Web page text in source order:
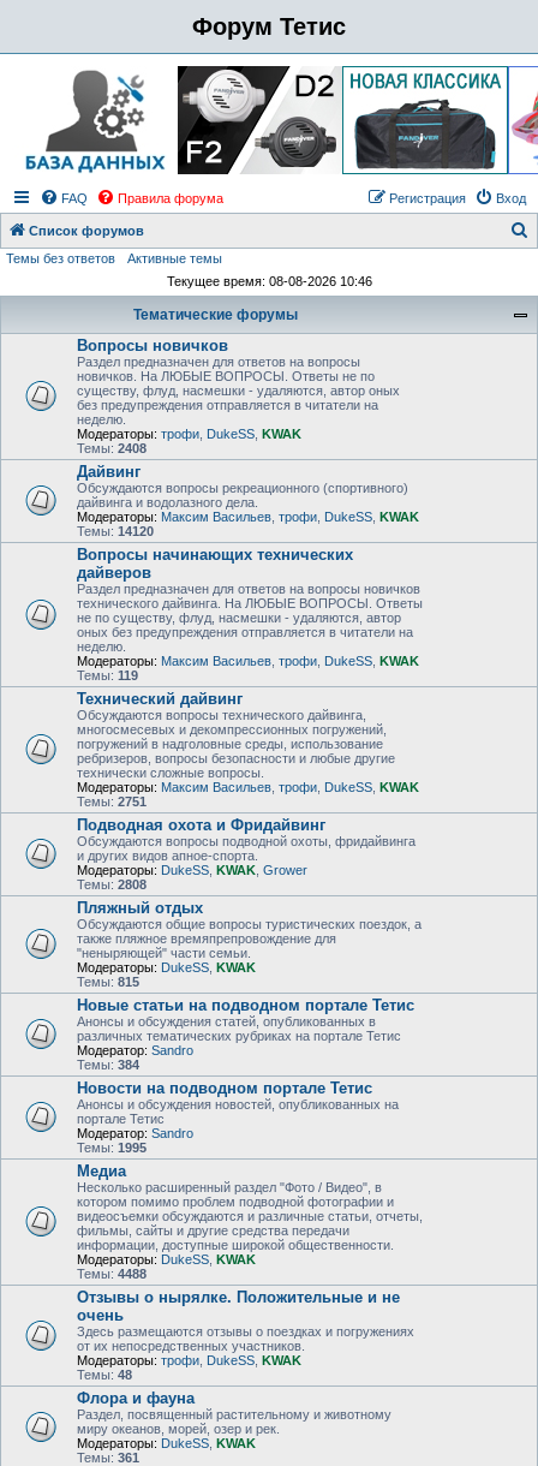
Форум Тетис
FAQ Правила форума Вход
Регистрация
Список форумов
Темы без ответов
Активные темы
Текущее время: 08-08-2026 10:46
Тематические форумы
Вопросы новичков
Раздел предназначен для ответов на вопросы
новичков. На ЛЮБЫЕ ВОПРОСЫ. Ответы не по
существу, флуд, насмешки - удаляются, автор оных
без предупреждения отправляется в читатели на
неделю.
Модераторы: трофи DukeSS KWAK
Темы: 2408
Дайвинг
Обсуждаются вопросы рекреационного (спортивного)
дайвинга и водолазного дела.
Модераторы: Максим Васильев трофи DukeSS KWAK
Темы: 14120
Вопросы начинающих технических
дайверов
Раздел предназначен для ответов на вопросы новичков
технического дайвинга. На ЛЮБЫЕ ВОПРОСЫ. Ответы
не по существу, флуд, насмешки - удаляются, автор
оных без предупреждения отправляется в читатели на
неделю.
Модераторы: Максим Васильев трофи DukeSS KWAK
Темы: 119
Технический дайвинг
Обсуждаются вопросы технического дайвинга,
многосмесевых и декомпрессионных погружений,
погружений в надголовные среды, использование
ребризеров, вопросы безопасности и любые другие
технически сложные вопросы.
Модераторы: Максим Васильев трофи DukeSS KWAK
Темы: 2751
Подводная охота и Фридайвинг
Обсуждаются вопросы подводной охоты, фридайвинга
и других видов апное-спорта.
Модераторы: DukeSS KWAK Grower
Темы: 2808
Пляжный отдых
Обсуждаются общие вопросы туристических поездок, а
также пляжное времяпрепровождение для
"неныряющей" части семьи.
Модераторы: DukeSS KWAK
Темы: 815
Новые статьи на подводном портале Тетис
Анонсы и обсуждения статей, опубликованных в
различных тематических рубриках на портале Тетис
Модератор: Sandro
Темы: 384
Новости на подводном портале Тетис
Анонсы и обсуждения новостей, опубликованных на
портале Тетис
Модератор: Sandro
Темы: 1995
Медиа
Несколько расширенный раздел "Фото / Видео", в
котором помимо проблем подводной фотографии и
видеосъемки обсуждаются и различные статьи, отчеты,
фильмы, сайты и другие средства передачи
информации, доступные широкой общественности.
Модераторы: DukeSS KWAK
Темы: 4488
Отзывы о нырялке. Положительные и не
очень
Здесь размещаются отзывы о поездках и погружениях
от их непосредственных участников.
Модераторы: трофи DukeSS KWAK
Темы: 48
Флора и фауна
Раздел, посвященный растительному и животному
миру океанов, морей, озер и рек.
Модераторы: DukeSS KWAK
Темы: 361